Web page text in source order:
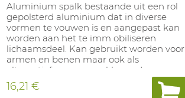
Aluminium spalk bestaande uit een rol
gepolsterd aluminium dat in diverse
vormen te vouwen is en aangepast kan
worden aan het te imm obiliseren
lichaamsdeel. Kan gebruikt worden voor
armen en benen maar ook als
alternatief voor een nekkraag. Is
Röntgen doorlaatbaar. Afmeting:
11x91cm.
16,21 €